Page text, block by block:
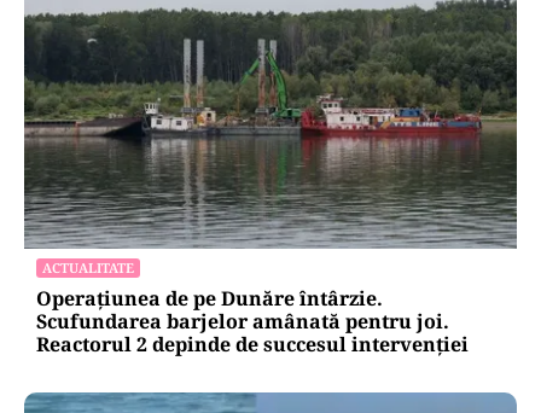
ACTUALITATE
Operațiunea de pe Dunăre întârzie.
Scufundarea barjelor amânată pentru joi.
Reactorul 2 depinde de succesul intervenției